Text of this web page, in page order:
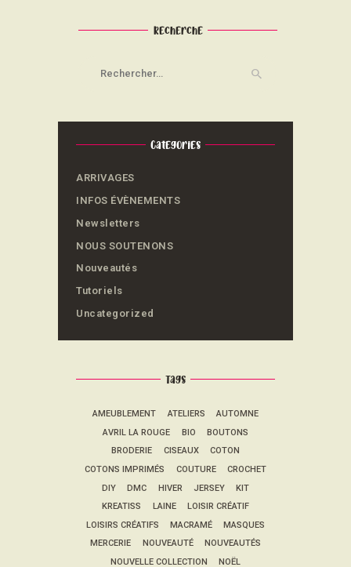
Recherche
Categories
ARRIVAGES
INFOS ÉVÈNEMENTS
Newsletters
NOUS SOUTENONS
Nouveautés
Tutoriels
Uncategorized
Tags
AMEUBLEMENT ATELIERS
AUTOMNE
AVRIL LA ROUGE
BIO
BOUTONS
BRODERIE
CISEAUX
COTON
COTONS IMPRIMÉS
COUTURE
CROCHET
DIY
DMC HIVER JERSEY
KIT
KREATISS
LAINE
LOISIR CRÉATIF
LOISIRS CRÉATIFS
MACRAMÉ
MASQUES
MERCERIE
NOUVEAUTÉ
NOUVEAUTÉS
NOUVELLE COLLECTION
NOËL